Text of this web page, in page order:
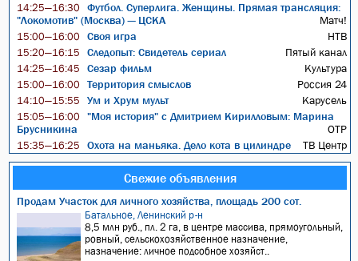
14:25—16:30
Футбол. Суперлига. Женщины. Прямая трансляция:
"Локомотив" (Москва) — ЦСКА
Матч!
15:00—16:00 Своя игра НТВ
15:20—16:15 Следопыт: Свидетель сериал Пятый канал
14:25—16:45 Сезар фильм Культура
15:00—16:00 Территория смыслов Россия 24
14:10—15:55 Ум и Хрум мульт Карусель
15:05—16:00
"Моя история" с Дмитрием Кирилловым: Марина
Брусникина
ОТР
15:35—16:25 Охота на маньяка. Дело кота в цилиндре ТВ Центр
Свежие объявления
Продам Участок для личного хозяйства, площадь 200 сот.
Батальное, Ленинский р-н
8,5 млн руб., пл. 2 га, в центре массива, прямоугольный,
ровный, сельскохозяйственное назначение,
назначение: личное подсобное хозяйст..